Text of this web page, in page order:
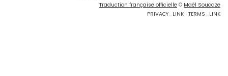
Traduction française officielle © Maël Soucaze
PRIVACY_LINK | TERMS_LINK